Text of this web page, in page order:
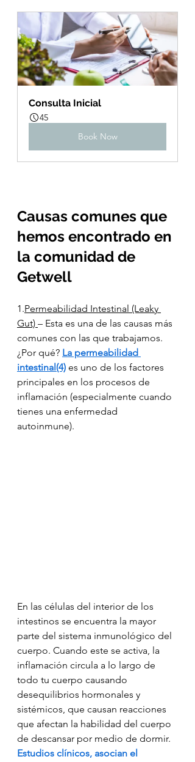
Consulta Inicial
45
Book Now
Causas comunes que
hemos encontrado en
la comunidad de
Getwell
1.Permeabilidad Intestinal (Leaky
Gut) – Esta es una de las causas más
comunes con las que trabajamos.
¿Por qué? La permeabilidad
intestinal(4) es uno de los factores
principales en los procesos de
inflamación (especialmente cuando
tienes una enfermedad
autoinmune).
En las células del interior de los
intestinos se encuentra la mayor
parte del sistema inmunológico del
cuerpo. Cuando este se activa, la
inflamación circula a lo largo de
todo tu cuerpo causando
desequilibrios hormonales y
sistémicos, que causan reacciones
que afectan la habilidad del cuerpo
de descansar por medio de dormir.
Estudios clínicos, asocian el